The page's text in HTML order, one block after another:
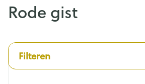
Rode gist
Filteren